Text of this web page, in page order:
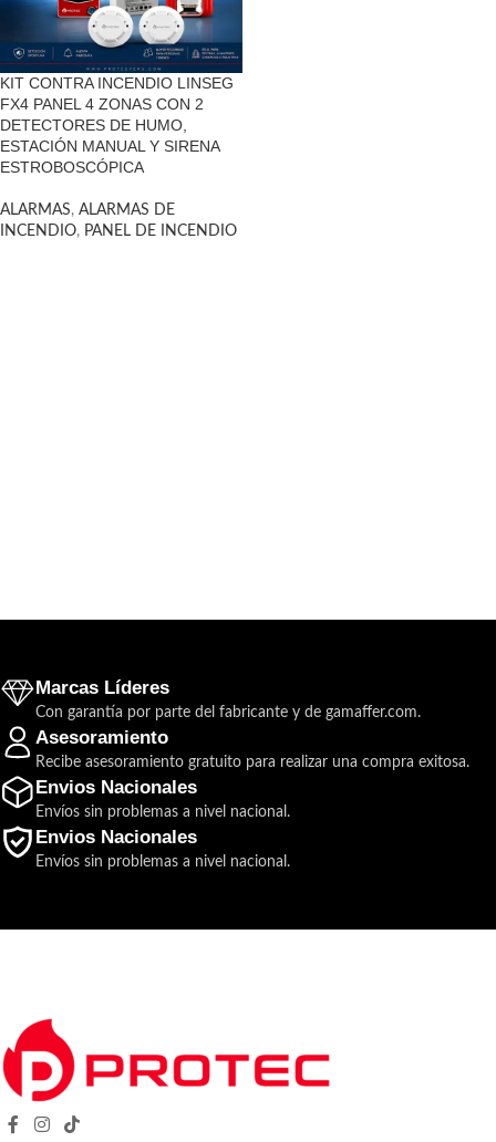
KIT CONTRA INCENDIO LINSEG
FX4 PANEL 4 ZONAS CON 2
DETECTORES DE HUMO,
ESTACIÓN MANUAL Y SIRENA
ESTROBOSCÓPICA
ALARMAS, ALARMAS DE
INCENDIO, PANEL DE INCENDIO
Marcas Líderes
Con garantía por parte del fabricante y de gamaffer.com.
Asesoramiento
Recibe asesoramiento gratuito para realizar una compra exitosa.
Envios Nacionales
Envíos sin problemas a nivel nacional.
Envios Nacionales
Envíos sin problemas a nivel nacional.